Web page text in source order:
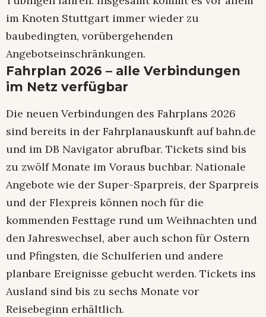
im Knoten Stuttgart immer wieder zu
baubedingten, vorübergehenden
Angebotseinschränkungen.
Fahrplan 2026 – alle Verbindungen
im Netz verfügbar
Die neuen Verbindungen des Fahrplans 2026
sind bereits in der Fahrplanauskunft auf bahn.de
und im DB Navigator abrufbar. Tickets sind bis
zu zwölf Monate im Voraus buchbar. Nationale
Angebote wie der Super-Sparpreis, der Sparpreis
und der Flexpreis können noch für die
kommenden Festtage rund um Weihnachten und
den Jahreswechsel, aber auch schon für Ostern
und Pfingsten, die Schulferien und andere
planbare Ereignisse gebucht werden. Tickets ins
Ausland sind bis zu sechs Monate vor
Reisebeginn erhältlich.